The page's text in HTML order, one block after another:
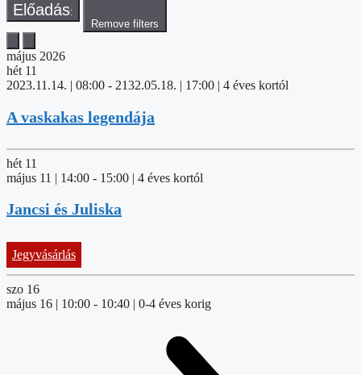
Előadás:
Remove filters
május 2026
hét 11
2023.11.14. | 08:00 - 2132.05.18. | 17:00 | 4 éves kortól
A vaskakas legendája
hét 11
Jegyvásárlás
május 11 | 14:00 - 15:00 | 4 éves kortól
Jancsi és Juliska
szo 16
május 16 | 10:00 - 10:40 | 0-4 éves korig